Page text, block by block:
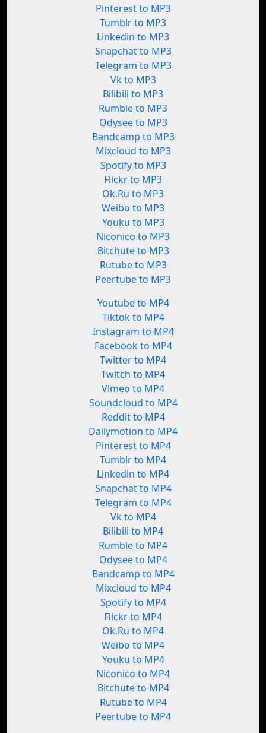
Pinterest to MP3
Tumblr to MP3
Linkedin to MP3
Snapchat to MP3
Telegram to MP3
Vk to MP3
Bilibili to MP3
Rumble to MP3
Odysee to MP3
Bandcamp to MP3
Mixcloud to MP3
Spotify to MP3
Flickr to MP3
Ok.Ru to MP3
Weibo to MP3
Youku to MP3
Niconico to MP3
Bitchute to MP3
Rutube to MP3
Peertube to MP3
Youtube to MP4
Tiktok to MP4
Instagram to MP4
Facebook to MP4
Twitter to MP4
Twitch to MP4
Vimeo to MP4
Soundcloud to MP4
Reddit to MP4
Dailymotion to MP4
Pinterest to MP4
Tumblr to MP4
Linkedin to MP4
Snapchat to MP4
Telegram to MP4
Vk to MP4
Bilibili to MP4
Rumble to MP4
Odysee to MP4
Bandcamp to MP4
Mixcloud to MP4
Spotify to MP4
Flickr to MP4
Ok.Ru to MP4
Weibo to MP4
Youku to MP4
Niconico to MP4
Bitchute to MP4
Rutube to MP4
Peertube to MP4